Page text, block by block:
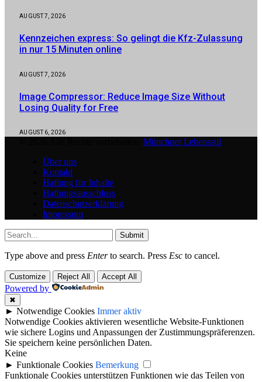
AUGUST 7, 2026
Kennzeichen express: So gelingt die Kfz-Zulassung
in nur 15 Minuten online
AUGUST 7, 2026
Image Compressor: Reduce Image Size Without
Losing Quality for Free
AUGUST 6, 2026
Münchner Lebensstil
Über uns
Kontakt
Haftung für Inhalte
Haftungsausschluss
Datenschutzerklärung
Impressum
Submit
Type above and press Enterto search. Press Esc to cancel.
Customize Reject All Accept All
Powered by
✖
► Notwendige Cookies Immer aktiv
Notwendige Cookies aktivieren wesentliche Website-Funktionen
wie sichere Logins und Anpassungen der Zustimmungspräferenzen.
Sie speichern keine persönlichen Daten.
Keine
► Funktionale Cookies Bemerkung
Funktionale Cookies unterstützen Funktionen wie das Teilen von